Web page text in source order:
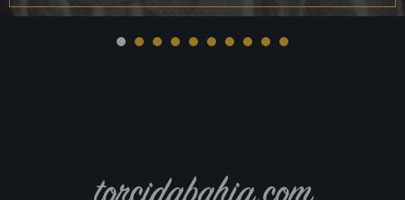
torcidabahia.com